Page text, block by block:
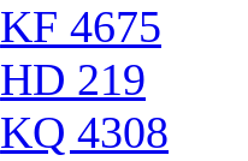
KF 4675
HD 219
KQ 4308